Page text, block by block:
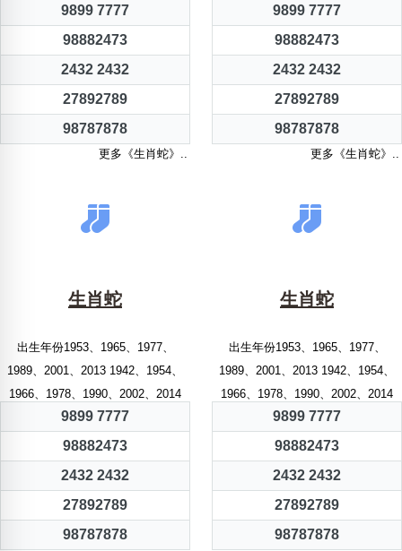
9899 7777
98882473
2432 2432
27892789
98787878
更多《生肖蛇》..
9899 7777
98882473
2432 2432
27892789
98787878
更多《生肖蛇》..
生肖蛇
出生年份1953、1965、1977、
1989、2001、2013 1942、1954、
1966、1978、1990、2002、2014
9899 7777
98882473
2432 2432
27892789
98787878
生肖蛇
出生年份1953、1965、1977、
1989、2001、2013 1942、1954、
1966、1978、1990、2002、2014
9899 7777
98882473
2432 2432
27892789
98787878